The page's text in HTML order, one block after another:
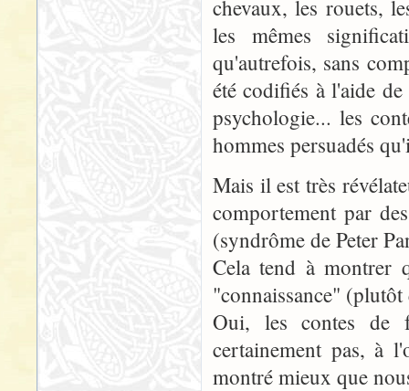
chevaux, les rouets,
les mêmes
qu'autrefois, sans
été codifiés à l'aide
psychologie... les
hommes persuadés
Mais il est très
comportement par
(syndrôme de Peter
Cela tend à montrer
"connaissance"
Oui, les contes de
certainement pas, à
montré mieux que